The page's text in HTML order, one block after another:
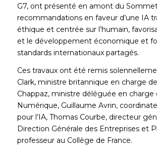
G7, ont présenté en amont du
recommandations en faveur d’une IA
éthique et centrée sur l’humain,
et le développement économique et
standards internationaux partagés.
Ces travaux ont été remis
Clark, ministre britannique en charge de
Chappaz, ministre déléguée en charge
Numérique, Guillaume Avrin,
pour l’IA, Thomas Courbe, directeur
Direction Générale des Entreprises et
professeur au Collège de France.